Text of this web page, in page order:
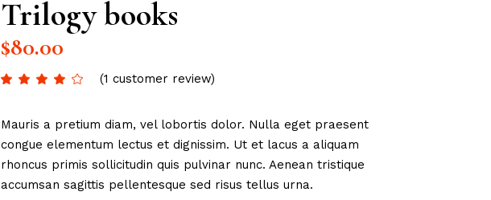
Trilogy books
$80.00
(1 customer review)
Mauris a pretium diam, vel lobortis dolor. Nulla eget praesent
congue elementum lectus et dignissim. Ut et lacus a aliquam
rhoncus primis sollicitudin quis pulvinar nunc. Aenean tristique
accumsan sagittis pellentesque sed risus tellus urna.